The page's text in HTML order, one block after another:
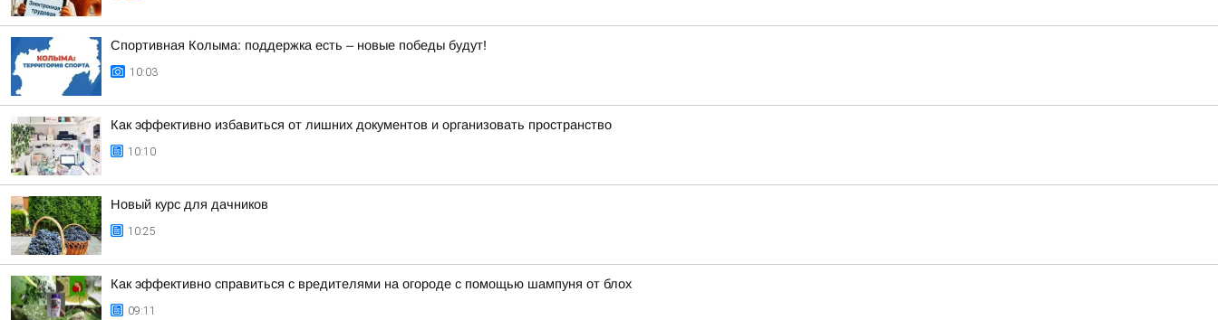
Спортивная Колыма: поддержка есть – новые победы будут!
10:03
Как эффективно избавиться от лишних документов и организовать пространство
10:10
Новый курс для дачников
10:25
Как эффективно справиться с вредителями на огороде с помощью шампуня от блох
09:11